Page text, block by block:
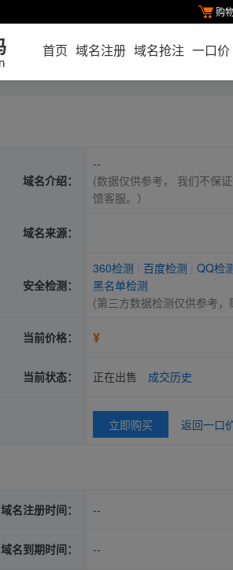
购
首页 域名注册 域名抢注 一口价
域名介绍：
--
(数据仅供参考， 我们不保
馈客服。）
域名来源：
安全检测：
360检测 百度检测
QQ检
黑名单检测
(第三方数据检测仅供参考
当前价格： ¥
当前状态： 正在出售 成交历史
立即购买 返回一口
域名注册时间： --
域名到期时间： --